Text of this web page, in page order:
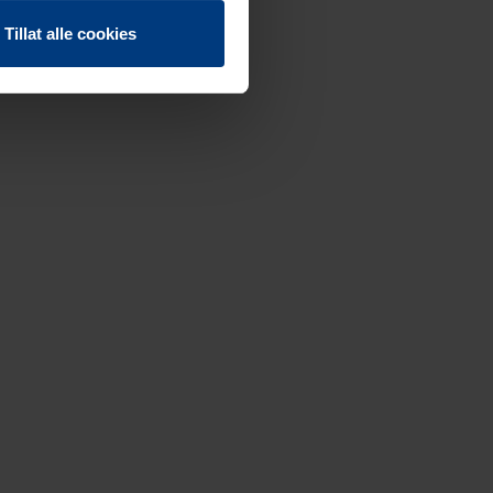
Tillat alle cookies